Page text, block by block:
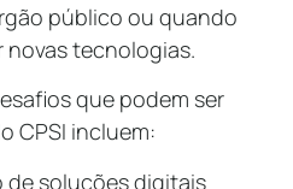
público ou quando
novas tecnologias.
que podem ser
CPSI incluem:
de soluções digitais